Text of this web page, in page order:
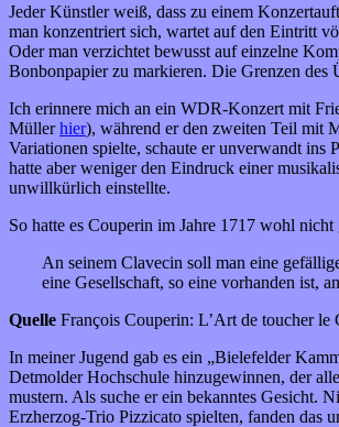
Jeder Künstler weiß, dass zu einem
man konzentriert sich, wartet auf den Eintritt
Oder man verzichtet bewusst auf einzelne
Bonbonpapier zu markieren. Die Grenzen
Ich erinnere mich an ein WDR-Konzert mit
Müllerhier), während er den zweiten Teil mit
Variationen spielte, schaute er unverwandt ins
hatte aber weniger den Eindruck einer
unwillkürlich einstellte.
So hatte es Couperin im Jahre 1717 wohl nicht
An seinem Clavecin soll man eine
eine Gesellschaft, so eine vorhanden ist,
Quelle François Couperin: L’Art de toucher
In meiner Jugend gab es ein „Bielefelder
Detmolder Hochschule hinzugewinnen, der
mustern. Als suche er ein bekanntes Gesicht.
Erzherzog-Trio Pizzicato spielten, fanden das